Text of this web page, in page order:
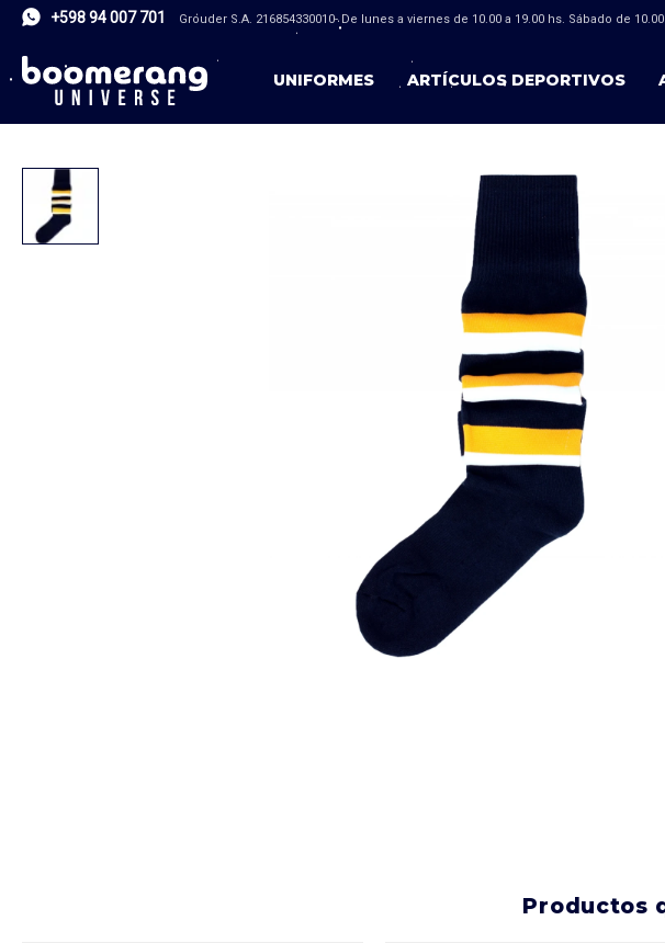
UNIFORMES ARTÍCULOS DEPORTIVOS
+598 94 007 701 Grouder S.A. 216854330010- De lunes a viernes de 10.00 a 19.00 hs. Sábado de